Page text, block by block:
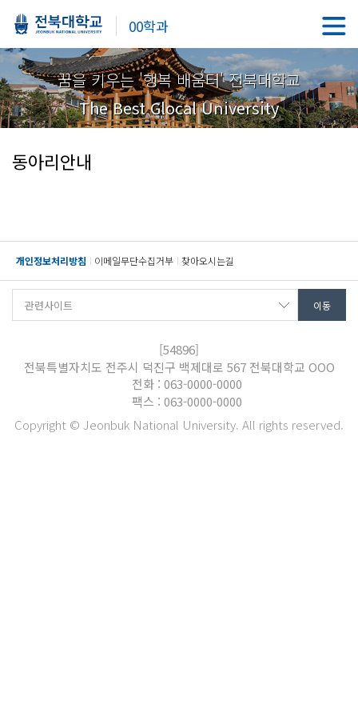
00학과
꿈을 키우는 '행복 배움터' 전북대학교
The Best Glocal University
동아리안내
개인정보처리방침 이메일무단수집거부 찾아오시는길
[54896]
전북특별자치도 전주시 덕진구 백제대로 567 전북대학교 OOO
전화 : 063-0000-0000
팩스 : 063-0000-0000
Copyright © Jeonbuk National University. All rights reserved.